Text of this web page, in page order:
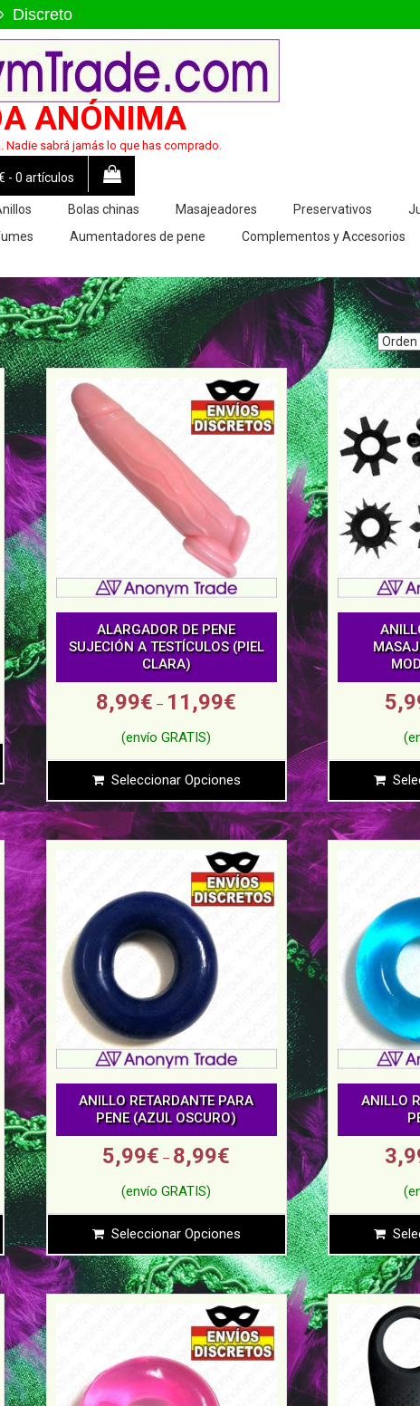
Discreto
ANÓNIMA
Nadie sabrá jamás lo que has comprado.
0 artículos
Bolas chinas Masajeadores Preservativos
Aumentadores de pene
Complementos y Accesorios
ALARGADOR DE PENE
SUJECIÓN A TESTÍCULOS (PIEL
CLARA)
8,99€ – 11,99€
Seleccionar Opciones
ANILLO RETARDANTE PARA
PENE (AZUL OSCURO)
5,99€ – 8,99€
Seleccionar Opciones
ANILLO